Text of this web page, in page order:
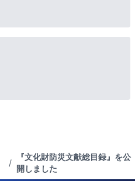
/
『文化財防災文献総目録』を公
開しました